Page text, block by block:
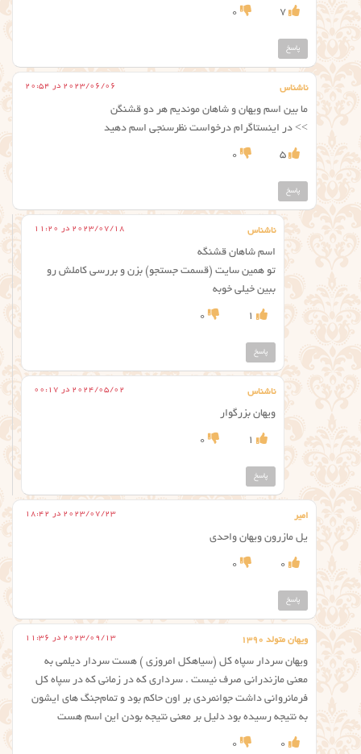
7
0
پاسخ
ناشناس 2023/06/06 در 20:54
ما بین اسم ویهان و شاهان موندیم هر دو قشنگن
>> در اینستاگرام درخواست نظرسنجی اسم دهید
5
0
پاسخ
ناشناس 2023/07/18 در 11:20
اسم شاهان قشنگه
تو همین سایت (قسمت جستجو) بزن و بررسی کاملش رو
ببین خیلی خوبه
1
0
پاسخ
ناشناس 2024/05/02 در 00:17
ویهان بزرگوار
1
0
پاسخ
امیر 2023/07/23 در 18:42
یل مازرون ویهان واحدی
0
0
پاسخ
ویهان متولد ۱۳۹۰ 2023/09/13 در 11:36
ویهان سردار سپاه کل (سیاهکل امروزی ) هست سردار دیلمی به
معنی مازندرانی صرف نیست . سرداری که در زمانی که در سپاه کل
فرمانروانی داشت جوانمردی بر اون حاکم بود و تمام‌جنگ های ایشون
به نتیجه رسیده بود دلیل بر معنی نتیجه بودن این اسم هست
0
0